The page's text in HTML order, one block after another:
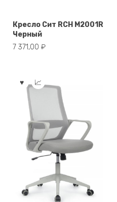
Кресло Сит RCH M2001R
Черный
7 371,00 ₽